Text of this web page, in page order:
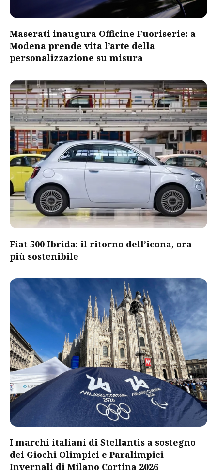
Maserati inaugura Officine Fuoriserie: a
Modena prende vita l’arte della
personalizzazione su misura
Fiat 500 Ibrida: il ritorno dell’icona, ora
più sostenibile
I marchi italiani di Stellantis a sostegno
dei Giochi Olimpici e Paralimpici
Invernali di Milano Cortina 2026